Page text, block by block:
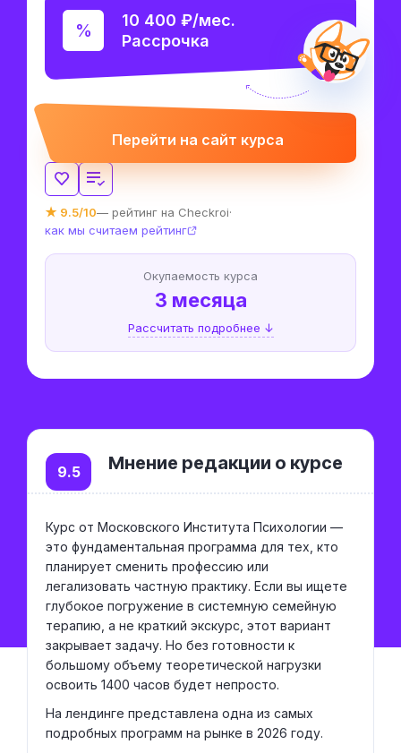
10 400 ₽/мес.
Рассрочка
Перейти на сайт курса
★ 9.5/10— рейтинг на Checkroi·
как мы считаем рейтинг
Окупаемость курса
3 месяца
Рассчитать подробнее ↓
Мнение редакции о курсе
9.5
Курс от Московского Института Психологии —
это фундаментальная программа для тех, кто
планирует сменить профессию или
легализовать частную практику. Если вы ищете
глубокое погружение в системную семейную
терапию, а не краткий экскурс, этот вариант
закрывает задачу. Но без готовности к
большому объему теоретической нагрузки
освоить 1400 часов будет непросто.
На лендинге представлена одна из самых
подробных программ на рынке в 2026 году.